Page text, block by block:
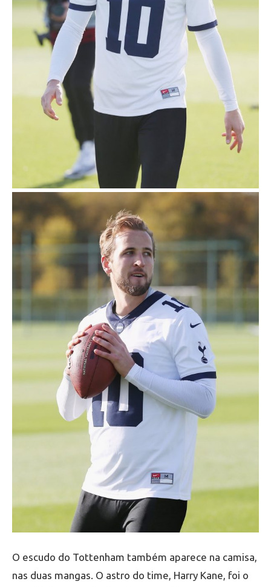
O escudo do Tottenham também aparece na camisa,
nas duas mangas. O astro do time, Harry Kane, foi o